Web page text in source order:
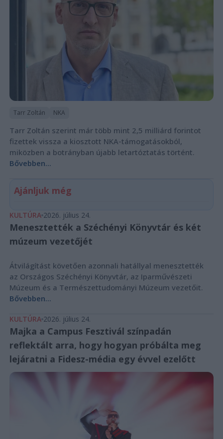
Tarr Zoltán NKA
Tarr Zoltán szerint már több mint 2,5 milliárd forintot
fizettek vissza a kiosztott NKA-támogatásokból,
miközben a botrányban újabb letartóztatás történt.
Bővebben...
Ajánljuk még
KULTÚRA 2026. július 24.
Menesztették a Széchényi Könyvtár és két
múzeum vezetőjét
Átvilágítást követően azonnali hatállyal menesztették
az Országos Széchényi Könyvtár, az Iparművészeti
Múzeum és a Természettudományi Múzeum vezetőit.
Bővebben...
KULTÚRA 2026. július 24.
Majka a Campus Fesztivál színpadán
reflektált arra, hogy hogyan próbálta meg
lejáratni a Fidesz-média egy évvel ezelőtt